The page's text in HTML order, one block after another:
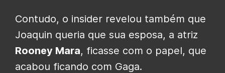
Contudo, o insider revelou também que
Joaquin queria que sua esposa, a atriz
Rooney Mara, ficasse com o papel, que
acabou ficando com Gaga.